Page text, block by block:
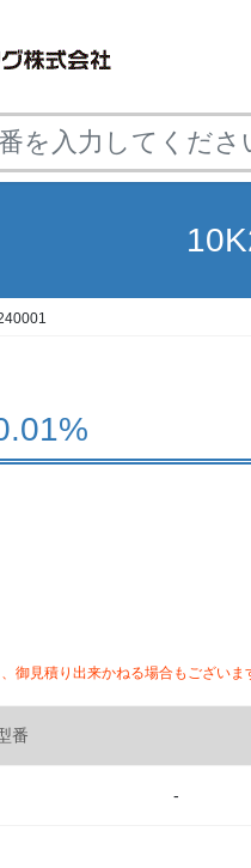
御見積り出来かねる場合もございま
番
-